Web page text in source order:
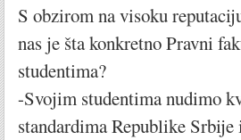
S obzirom na visoku
nas je šta konkretno Pravni
studentima?
-Svojim studentima nudimo
standardima Republike